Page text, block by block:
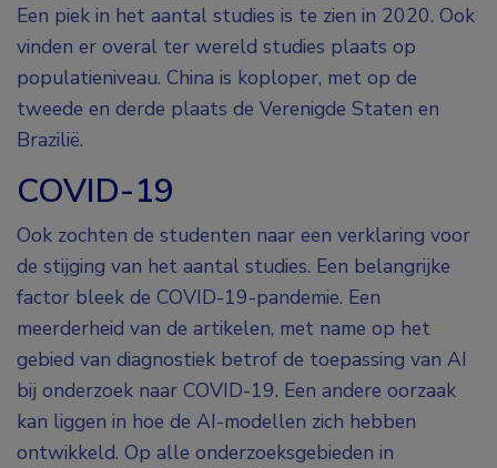
Een piek in het aantal studies is te zien in 2020. Ook
vinden er overal ter wereld studies plaats op
populatieniveau. China is koploper, met op de
tweede en derde plaats de Verenigde Staten en
Brazilië.
COVID-19
Ook zochten de studenten naar een verklaring voor
de stijging van het aantal studies. Een belangrijke
factor bleek de COVID-19-pandemie. Een
meerderheid van de artikelen, met name op het
gebied van diagnostiek betrof de toepassing van AI
bij onderzoek naar COVID-19. Een andere oorzaak
kan liggen in hoe de AI-modellen zich hebben
ontwikkeld. Op alle onderzoeksgebieden in